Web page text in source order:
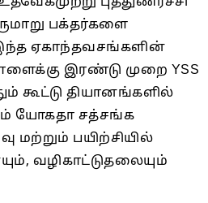
பக்தர்களை
ஏகாந்தவசங்களின்
இரண்டு முறை YSS
கூட்டு தியானங்களில்
யோகதா சத்சங்க
பயிற்சியில்
வழிகாட்டுதலையும்